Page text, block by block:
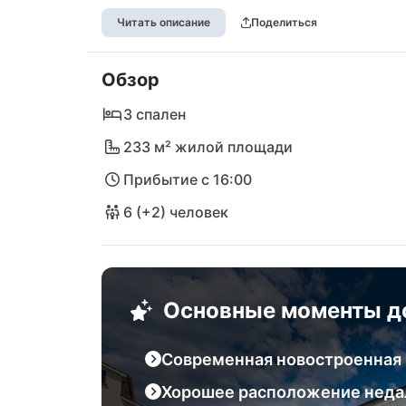
традиционной атмосферой и
место предлагает отличные
ближайших ресторанах и посещения
продукты и сувениры. Кроме того,
прогуляться до побережья, где вы
исключительное сочетание уединения,
удобствам, создавая идеальные условия
Читать описание Поделиться
Обзор
3 спален
233 м² жилой площади
Прибытие с 16:00
6 (+2) человек
Основные моменты
Современная новостроенная
Хорошее расположение